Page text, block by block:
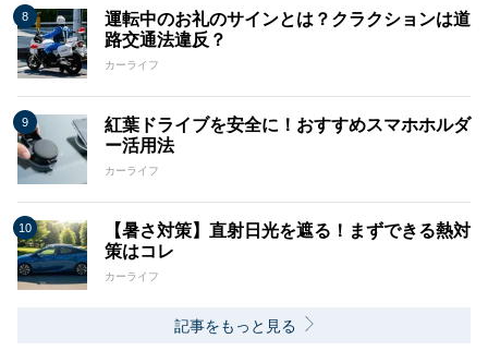
運転中のお礼のサインとは？クラクションは道
路交通法違反？
カーライフ
紅葉ドライブを安全に！おすすめスマホホルダ
ー活用法
カーライフ
【暑さ対策】直射日光を遮る！まずできる熱対
策はコレ
カーライフ
記事をもっと見る